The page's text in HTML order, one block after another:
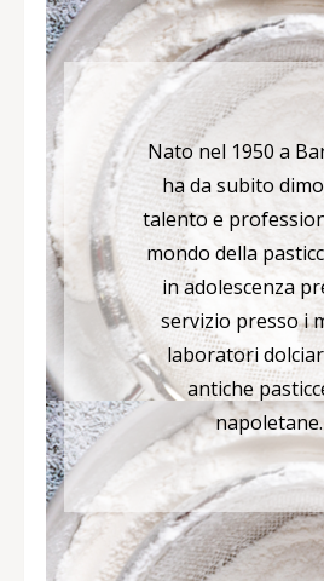
Nato nel 1950 a
ha da subito
talento e
mondo della
in adolescenza
servizio presso i
laboratori
antiche